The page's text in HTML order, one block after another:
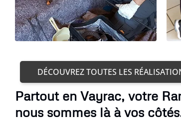
DÉCOUVREZ TOUTES LES
Partout en Vayrac, votre
nous sommes là à vos